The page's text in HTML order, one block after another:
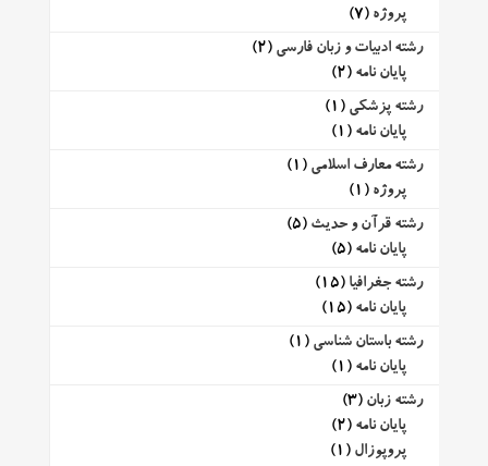
پروژه (7)
رشته ادبیات و زبان فارسی (2)
پایان نامه (2)
رشته پزشکی (1)
پایان نامه (1)
رشته معارف اسلامی (1)
پروژه (1)
رشته قرآن و حدیث (5)
پایان نامه (5)
رشته جغرافیا (15)
پایان نامه (15)
رشته باستان شناسی (1)
پایان نامه (1)
رشته زبان (3)
پایان نامه (2)
پروپوزال (1)